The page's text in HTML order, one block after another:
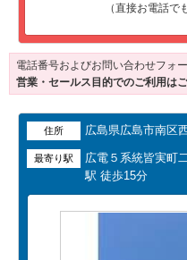
（直接お電話で
電話番号およびお問い合わせフォ
営業・セールス目的でのご利用は
住所 広島県広島市南区
最寄り駅
広電５系統皆実町
駅 徒歩15分